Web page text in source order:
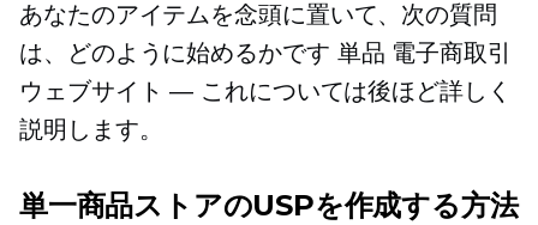
あなたのアイテムを念頭に置いて、次の質問
は、どのように始めるかです 単品 電子商取引
ウェブサイト — これについては後ほど詳しく
説明します。
単一商品ストアのUSPを作成する方法